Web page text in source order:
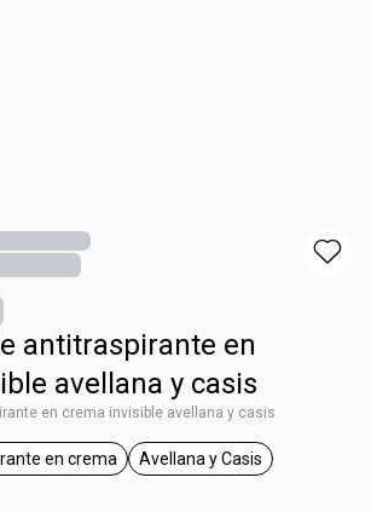
antitraspirante en
avellana y casis
en crema invisible avellana y casis
etiqueta desodorante en crema
en crema
etiqueta Avellana y
Avellana y Casis